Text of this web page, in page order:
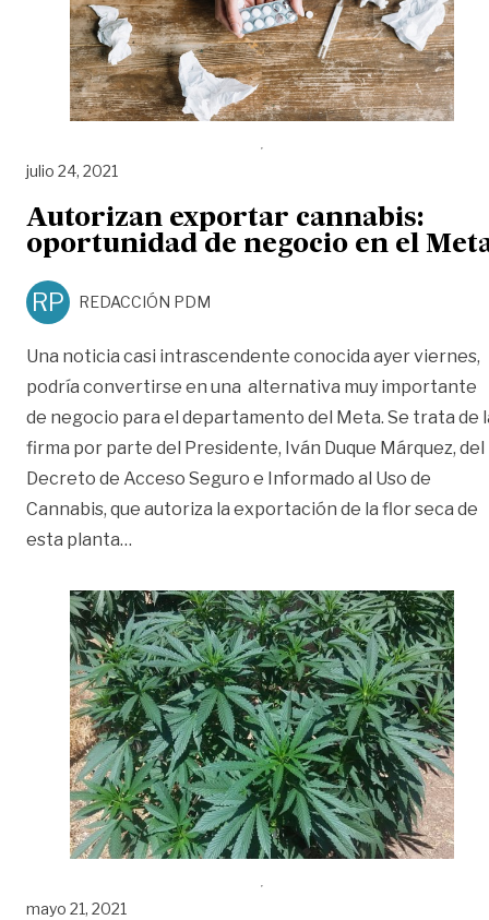
julio 24, 2021
Autorizan exportar cannabis:
oportunidad de negocio en el
RP REDACCIÓN PDM
Una noticia casi intrascendente conocida ayer viernes,
podría convertirse en una alternativa muy importante
de negocio para el departamento del Meta. Se trata de
firma por parte del Presidente, Iván Duque Márquez, del
Decreto de Acceso Seguro e Informado al Uso de
Cannabis, que autoriza la exportación de la flor seca de
esta planta…
mayo 21, 2021